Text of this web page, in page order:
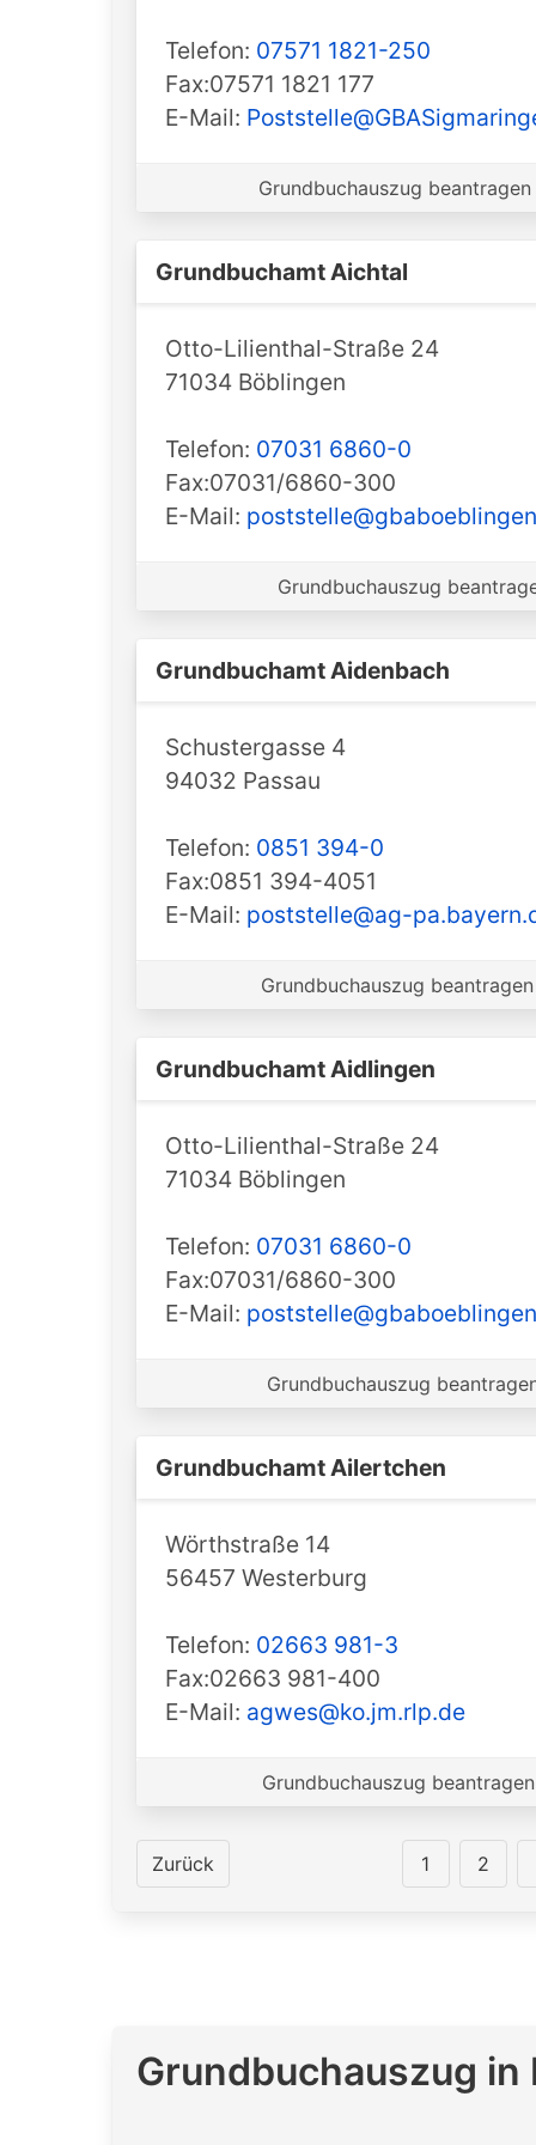
Telefon: 07571 1821-250
Fax:07571 1821 177
E-Mail:
Grundbuchauszug
Grundbuchamt ️Aichtal
Otto-Lilienthal-Straße 24
71034 Böblingen
Telefon: 07031 6860-0
Fax:07031/6860-300
E-Mail:
Grundbuchauszug
Grundbuchamt ️Aidenbach
Schustergasse 4
94032 Passau
Telefon: 0851 394-0
Fax:0851 394-4051
E-Mail: poststelle@ag-
Grundbuchauszug
Grundbuchamt ️Aidlingen
Otto-Lilienthal-Straße 24
71034 Böblingen
Telefon: 07031 6860-0
Fax:07031/6860-300
E-Mail:
Grundbuchauszug
Grundbuchamt ️Ailertchen
Wörthstraße 14
56457 Westerburg
Telefon: 02663 981-3
Fax:02663 981-400
E-Mail: agwes@ko.jm.rlp.de
Grundbuchauszug
Zurück 1 2
Grundbuchauszug